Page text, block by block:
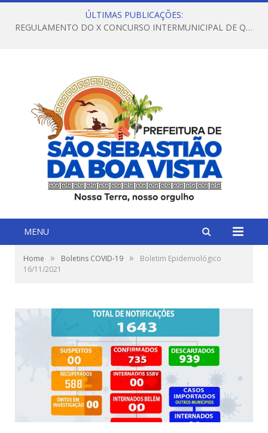
ÚLTIMAS PUBLICAÇÕES:
REGULAMENTO DO X CONCURSO INTERMUNICIPAL DE QUADRILHAS JUNINAS – 2026 – ARRAIÁ DA VENEZA
MENU
Home » Boletins COVID-19 »
Boletim Epidemiológico
16/11/2021